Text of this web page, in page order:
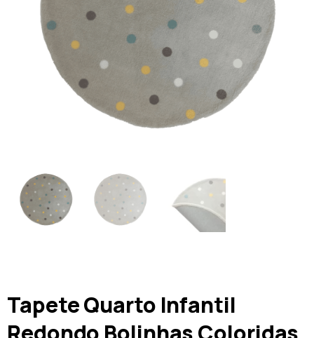
Tapete Quarto Infantil